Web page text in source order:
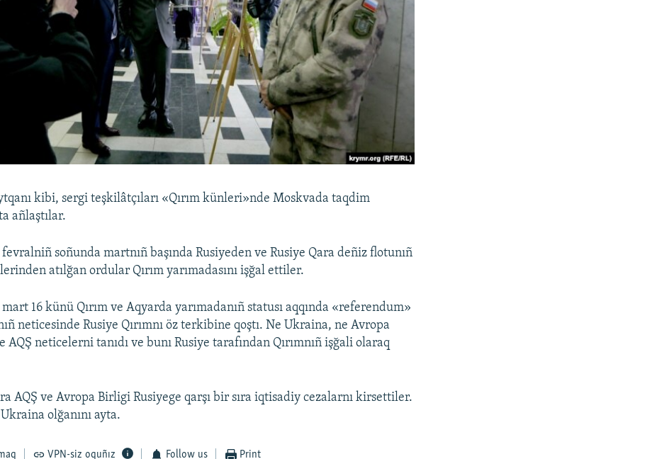
kibi, sergi teşkilâtçıları «Qırım künleri»nde Moskvada taqdim
añlaştılar.
fevralniñ soñunda martnıñ başında Rusiyeden ve Rusiye Qara deñiz flotunıñ
atılğan ordular Qırım yarımadasını işğal ettiler.
16 künü Qırım ve Aqyarda yarımadanıñ statusı aqqında «referendum»
neticesinde Rusiye Qırımnı öz terkibine qoştı. Ne Ukraina, ne Avropa
AQŞ neticelerni tanıdı ve bunı Rusiye tarafından Qırımnıñ işğali olaraq
AQŞ ve Avropa Birligi Rusiyege qarşı bir sıra iqtisadiy cezalarnı kirsettiler.
olğanını ayta.
VPN-siz oquñız Follow us Print